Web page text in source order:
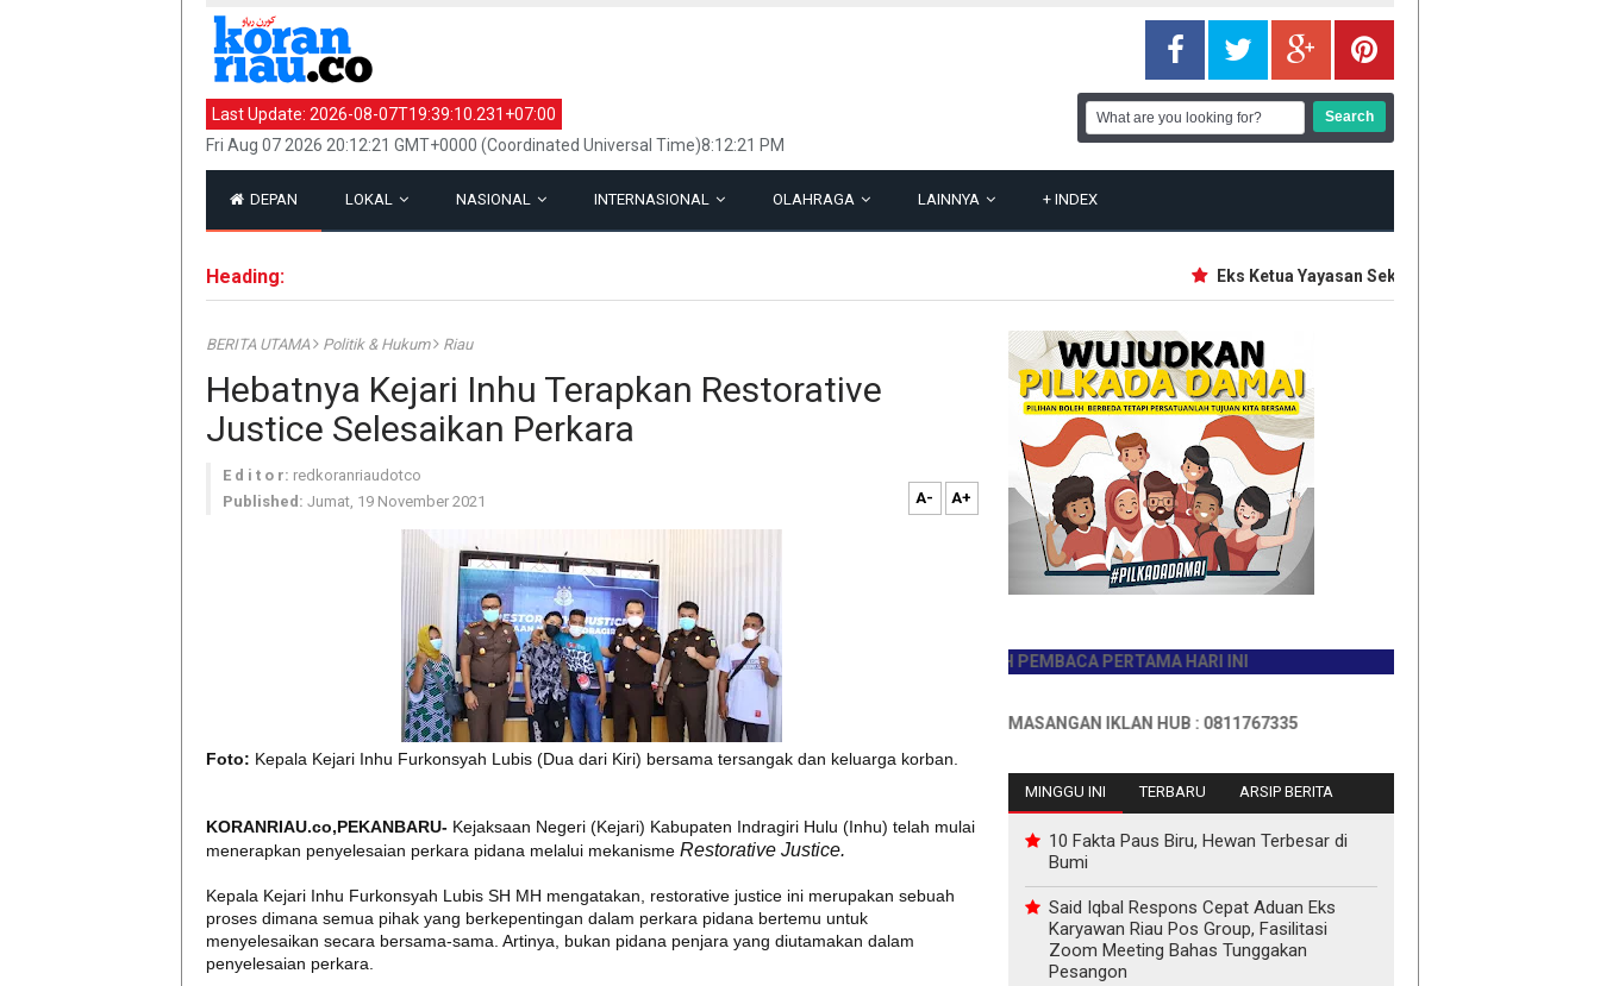
Last Update: 2026-08-07T19:39:10.231+07:00
Fri Aug 07 2026 20:12:21 GMT+0000 (Coordinated Universal Time)8:12:21 PM
DEPAN LOKAL NASIONAL INTERNASIONAL OLAHRAGA LAINNYA + INDEX
Heading: Eks Ketua Yayasan Sekolah Jaksel Bakal Diperiksa
BERITA UTAMA Politik & Hukum Riau
Hebatnya Kejari Inhu Terapkan Restorative
Justice Selesaikan Perkara
E d i t o r: redkoranriaudotco
Published: Jumat, 19 November 2021 A- A+
Foto: Kepala Kejari Inhu Furkonsyah Lubis (Dua dari Kiri) bersama tersangak dan keluarga korban.
KORANRIAU.co,PEKANBARU- Kejaksaan Negeri (Kejari) Kabupaten Indragiri Hulu (Inhu) telah mulai
menerapkan penyelesaian perkara pidana melalui mekanisme Restorative Justice.
Kepala Kejari Inhu Furkonsyah Lubis SH MH mengatakan, restorative justice ini merupakan sebuah
proses dimana semua pihak yang berkepentingan dalam perkara pidana bertemu untuk
menyelesaikan secara bersama-sama. Artinya, bukan pidana penjara yang diutamakan dalam
penyelesaian perkara.
JADILAH PEMBACA PERTAMA HARI INI
INFO PEMASANGAN IKLAN HUB : 0811767335
MINGGU INI TERBARU ARSIP BERITA
10 Fakta Paus Biru, Hewan Terbesar di
Bumi
Said Iqbal Respons Cepat Aduan Eks
Karyawan Riau Pos Group, Fasilitasi
Zoom Meeting Bahas Tunggakan
Pesangon